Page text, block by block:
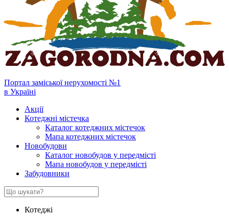
Портал заміської нерухомості №1
в Україні
Акції
Котеджні містечка
Каталог котеджних містечок
Мапа котеджних містечок
Новобудови
Каталог новобудов у передмісті
Мапа новобудов у передмісті
Забудовники
Котеджі